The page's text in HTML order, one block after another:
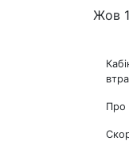
Жов
Про